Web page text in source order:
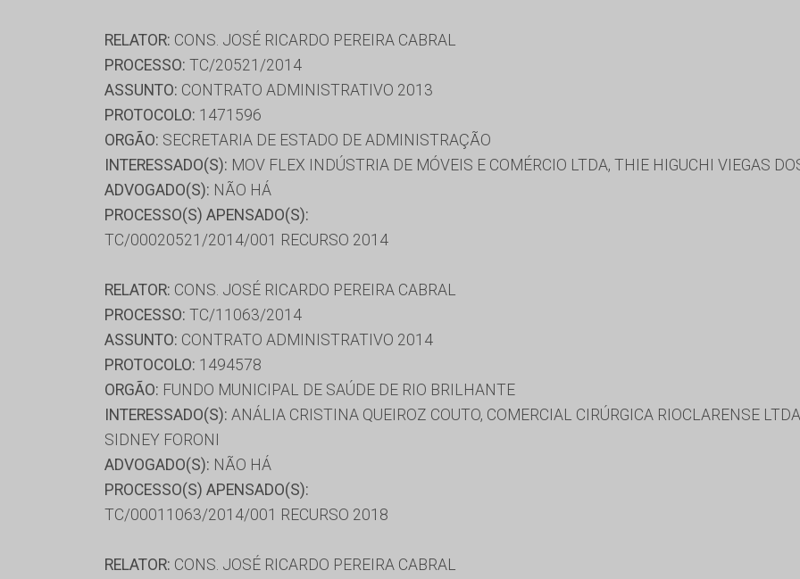
RELATOR: CONS. JOSÉ RICARDO PEREIRA CABRAL
PROCESSO: TC/20521/2014
ASSUNTO: CONTRATO ADMINISTRATIVO 2013
PROTOCOLO: 1471596
ORGÃO: SECRETARIA DE ESTADO DE ADMINISTRAÇÃO
INTERESSADO(S): MOV FLEX INDÚSTRIA DE MÓVEIS E COMÉRCIO LTDA, THIE HIGUCHI VIEGAS
ADVOGADO(S): NÃO HÁ
PROCESSO(S) APENSADO(S):
TC/00020521/2014/001 RECURSO 2014
RELATOR: CONS. JOSÉ RICARDO PEREIRA CABRAL
PROCESSO: TC/11063/2014
ASSUNTO: CONTRATO ADMINISTRATIVO 2014
PROTOCOLO: 1494578
ORGÃO: FUNDO MUNICIPAL DE SAÚDE DE RIO BRILHANTE
INTERESSADO(S): ANÁLIA CRISTINA QUEIROZ COUTO, COMERCIAL CIRÚRGICA RIOCLARENSE
SIDNEY FORONI
ADVOGADO(S): NÃO HÁ
PROCESSO(S) APENSADO(S):
TC/00011063/2014/001 RECURSO 2018
RELATOR: CONS. JOSÉ RICARDO PEREIRA CABRAL